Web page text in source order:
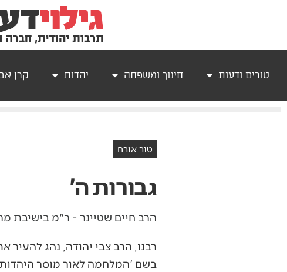
טורים ודעות חינוך ומשפחה יהדות קרן
טור אורח
גבורות ה'
הרב חיים שטיינר - ר"מ בישיבת
רבנו, הרב צבי יהודה, נהג
בשם 'המלחמה לאור מוסר